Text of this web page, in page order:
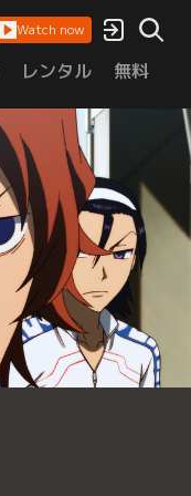
Watch now
レンタル 無料